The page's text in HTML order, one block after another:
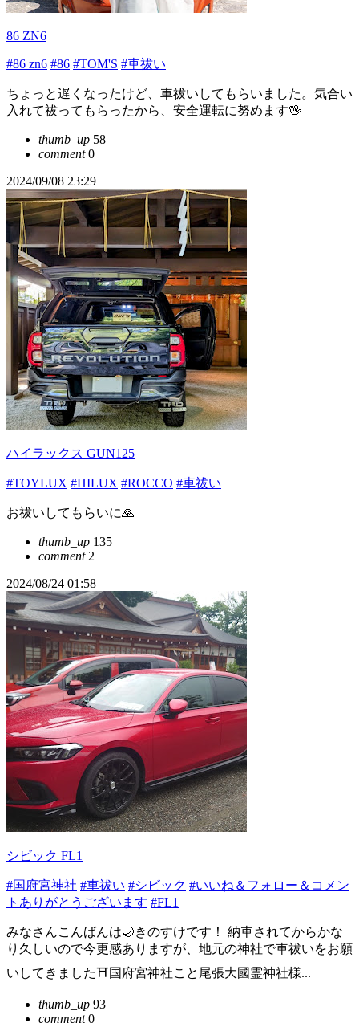
86 ZN6
#86 zn6 #86 #TOM'S #車祓い
ちょっと遅くなったけど、車祓いしてもらいました。気合い
入れて祓ってもらったから、安全運転に努めます🖖
thumb_up 58
comment0
2024/09/08 23:29
ハイラックス GUN125
#TOYLUX #HILUX #ROCCO #車祓い
お祓いしてもらいに🙏
thumb_up 135
comment2
2024/08/24 01:58
シビック FL1
#国府宮神社 #車祓い #シビック #いいね＆フォロー＆コメン
トありがとうございます #FL1
みなさんこんばんは🌙きのすけです！ 納車されてからかな
り久しいので今更感ありますが、地元の神社で車祓いをお願
いしてきました⛩国府宮神社こと尾張大國霊神社様...
thumb_up 93
comment0